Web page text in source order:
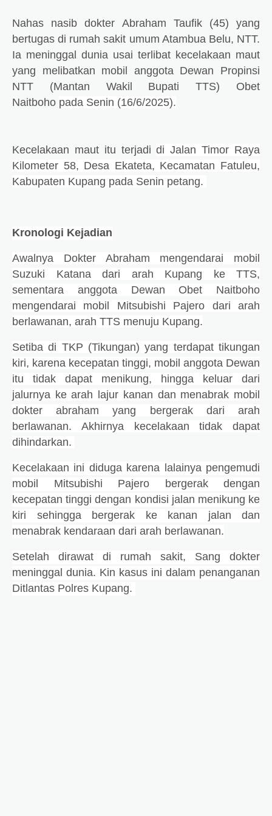
Nahas nasib dokter Abraham Taufik (45) yang
bertugas di rumah sakit umum Atambua Belu, NTT.
Ia meninggal dunia usai terlibat kecelakaan maut
yang melibatkan mobil anggota Dewan Propinsi
NTT (Mantan Wakil Bupati TTS) Obet
Naitboho pada Senin (16/6/2025).
Kecelakaan maut itu terjadidi Jalan Timor Raya
Kilometer 58, Desa Ekateta, Kecamatan Fatuleu,
Kabupaten Kupang pada Senin petang.
Kronologi Kejadian
Awalnya Dokter Abraham mengendarai mobil
Suzuki Katana dari arah Kupang ke TTS,
sementara anggota Dewan Obet Naitboho
mengendarai mobil Mitsubishi Pajero dari arah
berlawanan, arah TTS menuju Kupang.
Setiba di TKP (Tikungan) yang terdapat tikungan
kiri, karena kecepatan tinggi, mobil anggota Dewan
itu tidak dapat menikung, hingga keluar dari
jalurnya ke arah lajur kanan dan menabrak mobil
dokter abraham yang bergerak dari arah
berlawanan. Akhirnya kecelakaan tidak dapat
dihindarkan.
Kecelakaan ini diduga karena lalainya pengemudi
mobil Mitsubishi Pajero bergerak dengan
kecepatan tinggi dengan kondisi jalan menikung ke
kiri sehingga bergerak ke kanan jalan dan
menabrak kendaraan dari arah berlawanan.
Setelah dirawat di rumah sakit, Sang dokter
meninggal dunia. Kin kasus ini dalam penanganan
Ditlantas Polres Kupang.